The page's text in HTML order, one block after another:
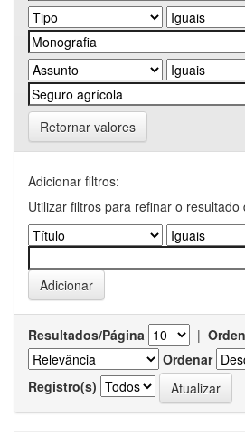
Retornar valores
Adicionar filtros:
Utilizar filtros para refinar o resultado
Resultados/Página |
Ordenar
Registro(s)